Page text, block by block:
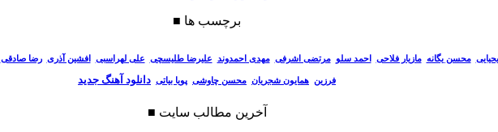
■ برچسب ها
محسن یگانه مازیار فلاحی احمد سلو مرتضی اشرفی مهدی احمدوند علیرضا طلیسچی علی لهراسبی افشین آذری رضا صادقی
فرزین همایون شجریان محسن چاوشی پویا بیاتی دانلود آهنگ جدید
■ آخرین مطالب سایت